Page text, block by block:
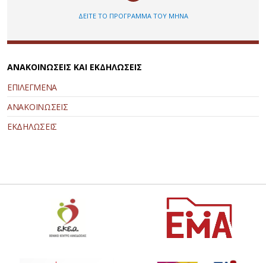
ΔΕΙΤΕ ΤΟ ΠΡΟΓΡΑΜΜΑ ΤΟΥ ΜΗΝΑ
ΑΝΑΚΟΙΝΩΣΕΙΣ ΚΑΙ ΕΚΔΗΛΩΣΕΙΣ
ΕΠΙΛΕΓΜΕΝΑ
ΑΝΑΚΟΙΝΩΣΕΙΣ
ΕΚΔΗΛΩΣΕΙΣ